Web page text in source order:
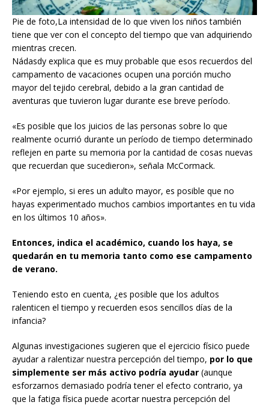
Pie de foto,La intensidad de lo que viven los niños también
tiene que ver con el concepto del tiempo que van adquiriendo
mientras crecen.
Nádasdy explica que es muy probable que esos recuerdos del
campamento de vacaciones ocupen una porción mucho
mayor del tejido cerebral, debido a la gran cantidad de
aventuras que tuvieron lugar durante ese breve período.
«Es posible que los juicios de las personas sobre lo que
realmente ocurrió durante un período de tiempo determinado
reflejen en parte su memoria por la cantidad de cosas nuevas
que recuerdan que sucedieron», señala McCormack.
«Por ejemplo, si eres un adulto mayor, es posible que no
hayas experimentado muchos cambios importantes en tu vida
en los últimos 10 años».
Entonces, indica el académico, cuando los haya, se
quedarán en tu memoria tanto como ese campamento
de verano.
Teniendo esto en cuenta, ¿es posible que los adultos
ralenticen el tiempo y recuerden esos sencillos días de la
infancia?
Algunas investigaciones sugieren que el ejercicio físico puede
ayudar a ralentizar nuestra percepción del tiempo, por lo que
simplemente ser más activo podría ayudar (aunque
esforzarnos demasiado podría tener el efecto contrario, ya
que la fatiga física puede acortar nuestra percepción del